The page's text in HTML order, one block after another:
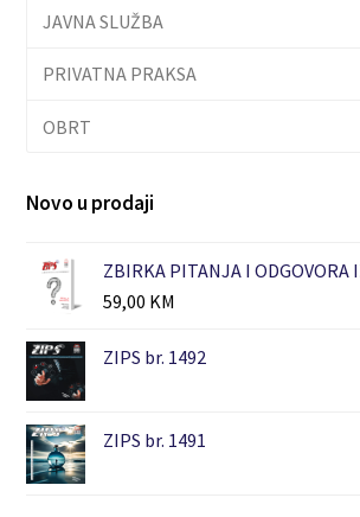
JAVNA SLUŽBA
PRIVATNA PRAKSA
OBRT
Novo u prodaji
ZBIRKA PITANJA I ODGOVORA
59,00 KM
ZIPS br. 1492
ZIPS br. 1491